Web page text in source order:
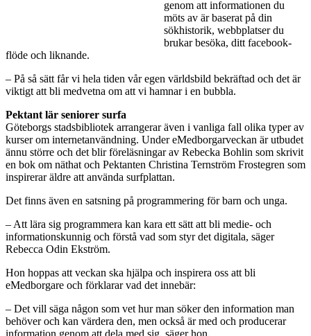
genom att informationen du
möts av är baserat på din
sökhistorik, webbplatser du
brukar besöka, ditt facebook-
flöde och liknande.
– På så sätt får vi hela tiden vår egen världsbild bekräftad och det är
viktigt att bli medvetna om att vi hamnar i en bubbla.
Pektant lär seniorer surfa
Göteborgs stadsbibliotek arrangerar även i vanliga fall olika typer av
kurser om internetanvändning. Under eMedborgarveckan är utbudet
ännu större och det blir föreläsningar av Rebecka Bohlin som skrivit
en bok om näthat och Pektanten Christina Ternström Frostegren som
inspirerar äldre att använda surfplattan.
Det finns även en satsning på programmering för barn och unga.
– Att lära sig programmera kan kara ett sätt att bli medie- och
informationskunnig och förstå vad som styr det digitala, säger
Rebecca Odin Ekström.
Hon hoppas att veckan ska hjälpa och inspirera oss att bli
eMedborgare och förklarar vad det innebär:
– Det vill säga någon som vet hur man söker den information man
behöver och kan värdera den, men också är med och producerar
information genom att dela med sig, säger hon.